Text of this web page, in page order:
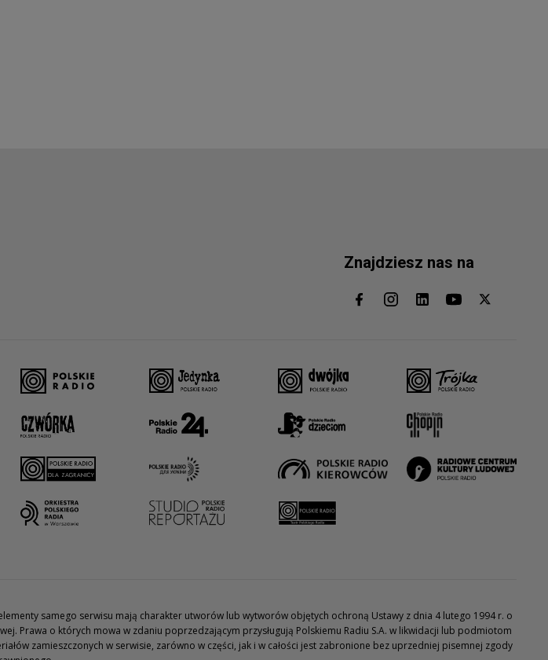
Znajdziesz nas na
samego serwisu mają charakter utworów lub wytworów objętych ochroną Ustawy z dnia 4 lutego 1994 r. o
Prawa o których mowa w zdaniu poprzedzającym przysługują Polskiemu Radiu S.A. w likwidacji lub podmiotom
zamieszczonych w serwisie, zarówno w części, jak i w całości jest zabronione bez uprzedniej pisemnej zgody